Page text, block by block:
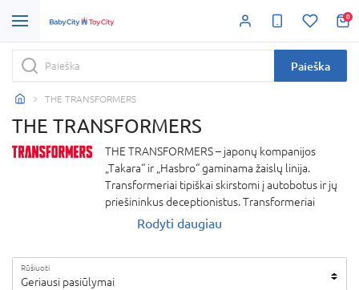
0
Paieška
THE TRANSFORMERS
THE TRANSFORMERS
THE TRANSFORMERS – japonų kompanijos
„Takara“ ir „Hasbro“ gaminama žaislų linija.
Transformeriai tipiškai skirstomi į autobotus ir jų
priešininkus deceptionistus. Transformeriai
robotai patiks visiems mašinų ir konstruktorių
Rodyti daugiau
Rūšiuoti
Geriausi pasiūlymai